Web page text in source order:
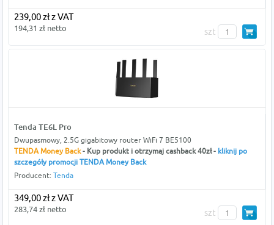
239,00 zł z VAT
194,31 zł netto szt
Tenda TE6L Pro
Dwupasmowy, 2.5G gigabitowy router WiFi 7 BE5100
TENDA Money Back- Kup produkt i otrzymaj cashback 40zł - kliknij po
szczegóły promocji TENDA Money Back
Producent: Tenda
349,00 zł z VAT
283,74 zł netto szt